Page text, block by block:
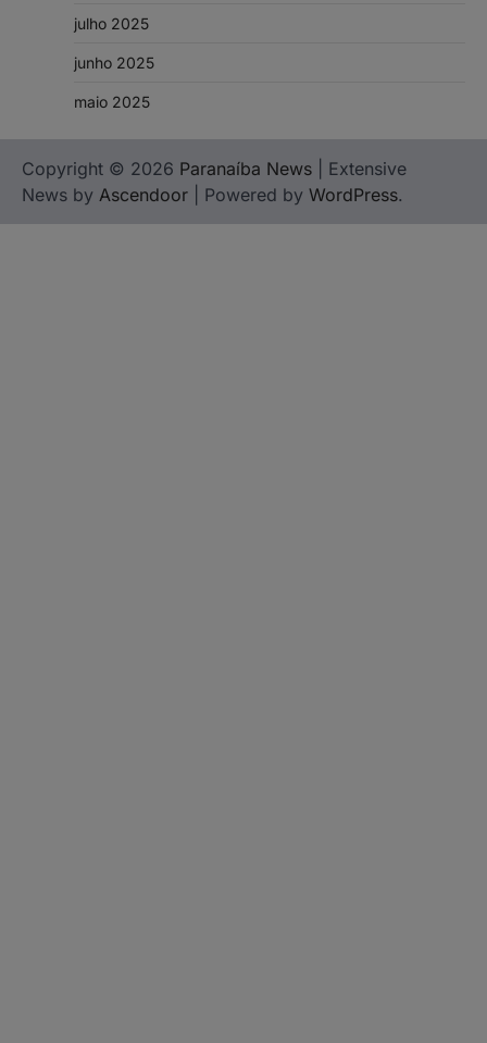
julho 2025
junho 2025
maio 2025
Copyright © 2026 Paranaíba News | Extensive
News by Ascendoor | Powered by WordPress.